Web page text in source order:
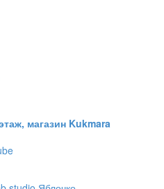
магазин Kukmara